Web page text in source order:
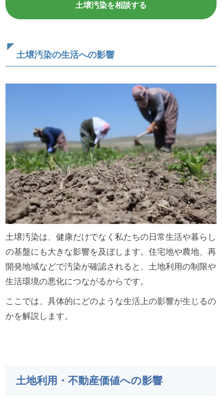
土壌汚染を相談する
土壌汚染の生活への影響
土壌汚染は、健康だけでなく私たちの日常生活や暮らし
の基盤にも大きな影響を及ぼします。住宅地や農地、再
開発地域などで汚染が確認されると、土地利用の制限や
生活環境の悪化につながるからです。
ここでは、具体的にどのような生活上の影響が生じるの
かを解説します。
土地利用・不動産価値への影響